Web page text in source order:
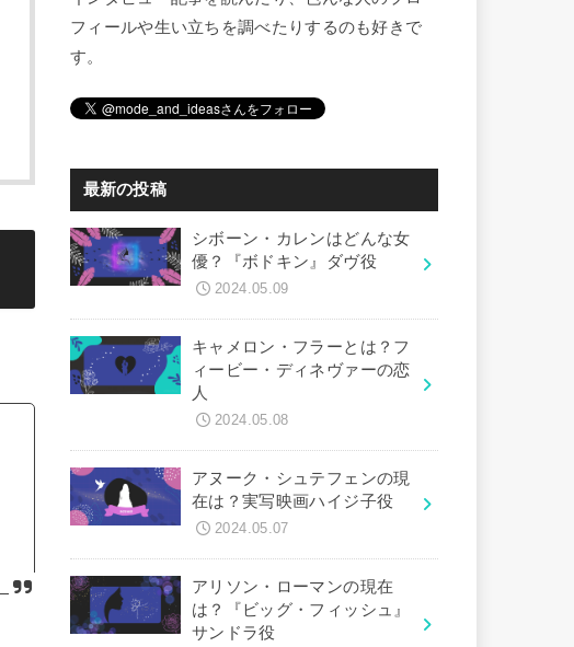
フィールや生い立ちを調べたりするのも好きで
す。
最新の投稿
シボーン・カレンはどんな女
優？『ボドキン』ダヴ役
2024.05.09
キャメロン・フラーとは？フ
ィービー・ディネヴァーの恋
人
2024.05.08
アヌーク・シュテフェンの現
在は？実写映画ハイジ子役
2024.05.07
アリソン・ローマンの現在
は？『ビッグ・フィッシュ』
サンドラ役